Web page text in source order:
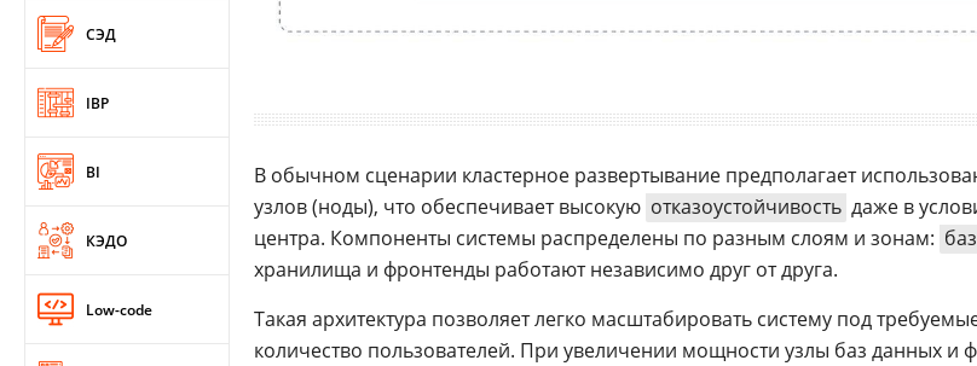
СЭД
IBP
BI
КЭДО
Low-code
В обычном сценарии кластерное развертывание предполагает
узлов (ноды), что обеспечивает высокую отказоустойчивость даже в
центра. Компоненты системы распределены по разным слоям и зонам:
хранилища и фронтенды работают независимо друг от друга.
Такая архитектура позволяет легко масштабировать систему под
количество пользователей. При увеличении мощности узлы баз данных и